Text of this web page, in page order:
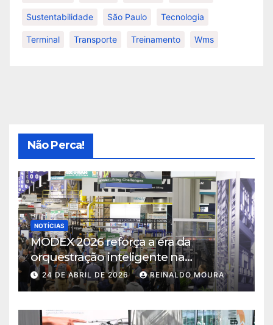
Sustentabilidade São Paulo Tecnologia
Terminal Transporte Treinamento Wms
Não Perca!
NOTÍCIAS
MODEX 2026 reforça a era da
orquestração inteligente na
intralogística
24 DE ABRIL DE 2026 REINALDO MOURA